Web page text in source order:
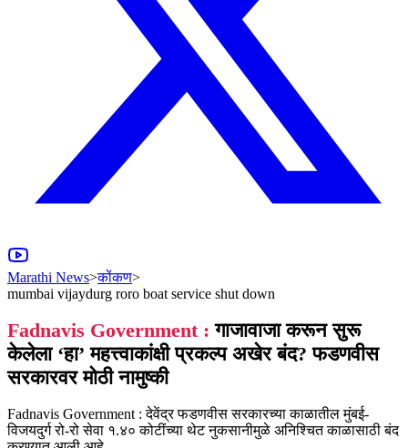
Marathi News>कोंकण>
mumbai vijaydurg roro boat service shut down
Fadnavis Government : गाजावाजा करून सुरू
केलेला ‘हा’ महत्त्वाकांक्षी प्रकल्प अखेर बंद? फडणवीस
सरकारवर मोठी नामुष्की
Fadnavis Government : देवेंद्र फडणवीस सरकारच्या काळातील मुंबई-
विजयदुर्ग रो-रो सेवा १.४० कोटींच्या थेट नुकसानीमुळे अनिश्चित काळासाठी बंद